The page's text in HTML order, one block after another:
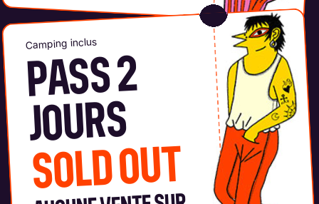
Camping inclus
PASS 2
JOURS
SOLD OUT